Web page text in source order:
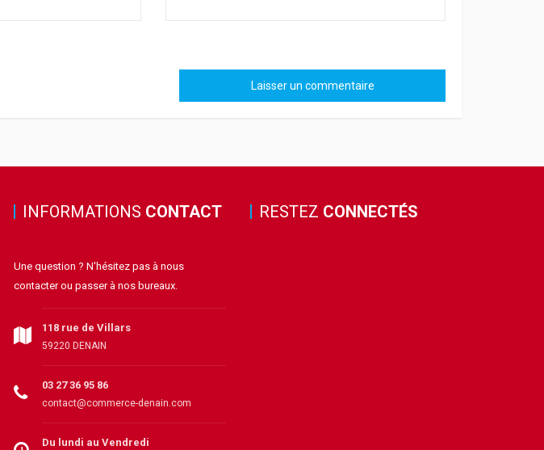
INFORMATIONS CONTACT
Une question ? N'hésitez pas à nous
contacter ou passer à nos bureaux.
118 rue de Villars
59220 DENAIN
03 27 36 95 86
contact@commerce-denain.com
Du lundi au Vendredi
RESTEZ CONNECTÉS